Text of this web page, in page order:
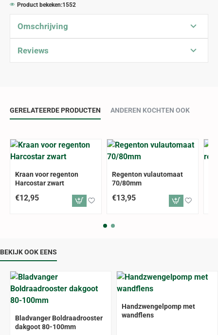
Product bekeken:1552
Omschrijving
Reviews
GERELATEERDE PRODUCTEN ANDEREN KOCHTEN OOK
Kraan voor regenton
Harcostar zwart
€12,95
Regenton vulautomaat
70/80mm
€13,95
BEKIJK OOK EENS
Bladvanger Boldraadrooster
dakgoot 80-100mm
Handzwengelpomp met
wandflens